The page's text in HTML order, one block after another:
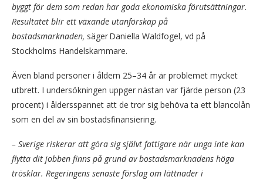
byggt för dem som redan har goda ekonomiska förutsättningar.
Resultatet blir ett växande utanförskap på
bostadsmarknaden, säger Daniella Waldfogel, vd på
Stockholms Handelskammare.
Även bland personer i åldern 25–34 år är problemet mycket
utbrett. I undersökningen uppger nästan var fjärde person (23
procent) i åldersspannet att de tror sig behöva ta ett blancolån
som en del av sin bostadsfinansiering.
– Sverige riskerar att göra sig självt fattigare när unga inte kan
flytta dit jobben finns på grund av bostadsmarknadens höga
trösklar. Regeringens senaste förslag om lättnader i